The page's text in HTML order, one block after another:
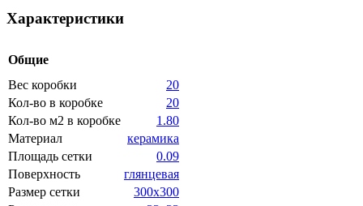
Характеристики
Общие
Вес коробки
20
Кол-во в коробке
20
Кол-во м2 в коробке
1.80
Материал
керамика
Площадь сетки
0.09
Поверхность
глянцевая
Размер сетки
300x300